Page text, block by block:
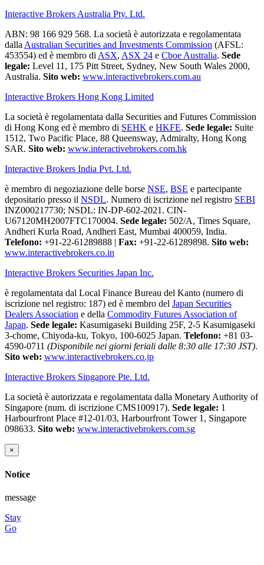
Interactive Brokers Australia Pty. Ltd.
ABN: 98 166 929 568. La società è autorizzata e regolamentata
dalla Australian Securities and Investments Commission (AFSL:
453554) ed è membro di ASX, ASX 24 e Cboe Australia. Sede
legale: Level 11, 175 Pitt Street, Sydney, New South Wales 2000,
Australia. Sito web: www.interactivebrokers.com.au
Interactive Brokers Hong Kong Limited
La società è regolamentata dalla Securities and Futures Commission
di Hong Kong ed è membro di SEHK e HKFE. Sede legale: Suite
1512, Two Pacific Place, 88 Queensway, Admiralty, Hong Kong
SAR. Sito web: www.interactivebrokers.com.hk
Interactive Brokers India Pvt. Ltd.
è membro di negoziazione delle borse NSE, BSE e partecipante
depositario presso il NSDL. Numero di iscrizione nel registro SEBI
INZ000217730; NSDL: IN-DP-602-2021. CIN-
U67120MH2007FTC170004. Sede legale: 502/A, Times Square,
Andheri Kurla Road, Andheri East, Mumbai 400059, India.
Telefono: +91-22-61289888 | Fax: +91-22-61289898. Sito web:
www.interactivebrokers.co.in
Interactive Brokers Securities Japan Inc.
è regolamentata dal Local Finance Bureau del Kanto (numero di
iscrizione nel registro: 187) ed è membro del Japan Securities
Dealers Association e della Commodity Futures Association of
Japan. Sede legale: Kasumigaseki Building 25F, 2-5 Kasumigaseki
3-chome, Chiyoda-ku, Tokyo, 100-6025 Japan. Telefono: +81 03-
4590-0711 (Disponibile nei giorni feriali dalle 8:30 alle 17:30 JST).
Sito web: www.interactivebrokers.co.jp
Interactive Brokers Singapore Pte. Ltd.
La società è autorizzata e regolamentata dalla Monetary Authority of
Singapore (num. di iscrizione CMS100917). Sede legale: 1
Harbourfront Place #12-01/03, Harbourfront Tower 1, Singapore
098633. Sito web: www.interactivebrokers.com.sg
×
Notice
message
Stay
Go